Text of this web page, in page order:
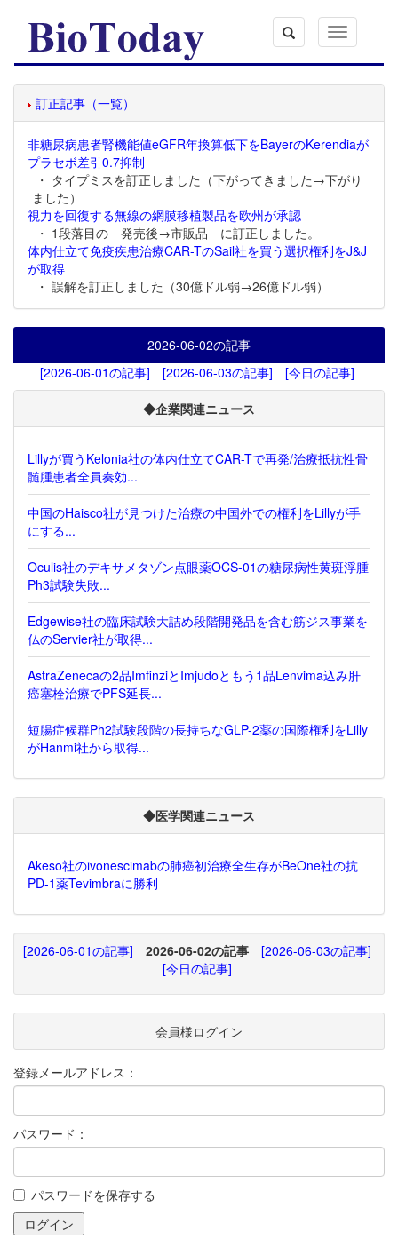
Toggle
navigation
訂正記事（一覧）
非糖尿病患者腎機能値eGFR年換算低下をBayerのKerendiaが
プラセボ差引0.7抑制
・ タイプミスを訂正しました（下がってきました→下がり
ました）
視力を回復する無線の網膜移植製品を欧州が承認
・ 1段落目の 発売後→市販品 に訂正しました。
体内仕立て免疫疾患治療CAR-TのSail社を買う選択権利をJ&J
が取得
・ 誤解を訂正しました（30億ドル弱→26億ドル弱）
2026-06-02の記事
[2026-06-01の記事]
[2026-06-03の記事] [今日の記事]
◆企業関連ニュース
Lillyが買うKelonia社の体内仕立てCAR-Tで再発/治療抵抗性骨
髄腫患者全員奏効...
中国のHaisco社が見つけた治療の中国外での権利をLillyが手
にする...
Oculis社のデキサメタゾン点眼薬OCS-01の糖尿病性黄斑浮腫
Ph3試験失敗...
Edgewise社の臨床試験大詰め段階開発品を含む筋ジス事業を
仏のServier社が取得...
AstraZenecaの2品ImfinziとImjudoともう1品Lenvima込み肝
癌塞栓治療でPFS延長...
短腸症候群Ph2試験段階の長持ちなGLP-2薬の国際権利をLilly
がHanmi社から取得...
◆医学関連ニュース
Akeso社のivonescimabの肺癌初治療全生存がBeOne社の抗
PD-1薬Tevimbraに勝利
[2026-06-01の記事] 2026-06-02の記事
[2026-06-03の記事]
[今日の記事]
会員様ログイン
登録メールアドレス：
パスワード：
パスワードを保存する